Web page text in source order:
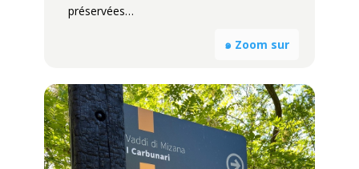
préservées…
๑ Zoom sur